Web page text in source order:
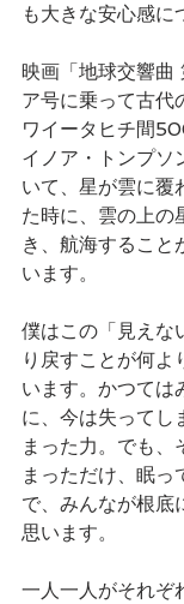
も大きな安心感に
映画「地球交響曲
ア号に乗って古代
ワイータヒチ間
イノア・トンプソ
いて、星が雲に覆
た時に、雲の上の
き、航海すること
います。
僕はこの「見えな
り戻すことが何よ
います。かつては
に、今は失ってし
まった力。でも、
まっただけ、眠っ
で、みんなが根底
思います。
一人一人がそれぞ